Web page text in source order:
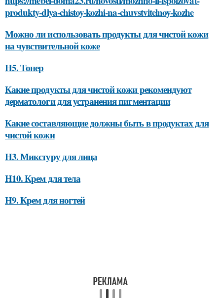
produkty-dlya-chistoy-kozhi-na-chuvstvitelnoy-kozhe
Можно ли использовать продукты для чистой кожи
на чувствительной коже
H5. Тонер
Какие продукты для чистой кожи рекомендуют
дерматологи для устранения пигментации
Какие составляющие должны быть в продуктах для
чистой кожи
H3. Микстуру для лица
H10. Крем для тела
H9. Крем для ногтей